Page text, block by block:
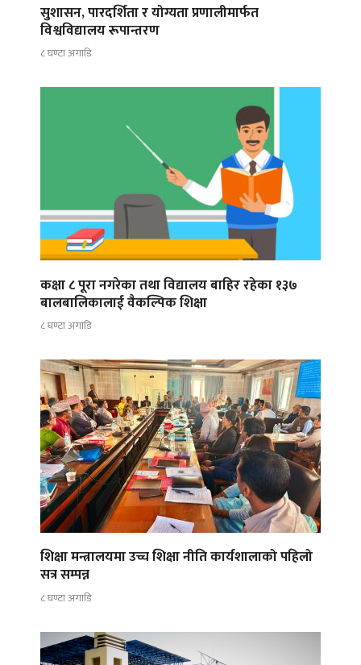
सुशासन, पारदर्शिता र योग्यता प्रणालीमार्फत
विश्वविद्यालय रूपान्तरण
८ घण्टा अगाडि
कक्षा ८ पूरा नगरेका तथा विद्यालय बाहिर रहेका १३७
बालबालिकालाई वैकल्पिक शिक्षा
८ घण्टा अगाडि
शिक्षा मन्त्रालयमा उच्च शिक्षा नीति कार्यशालाको पहिलो
सत्र सम्पन्न
८ घण्टा अगाडि